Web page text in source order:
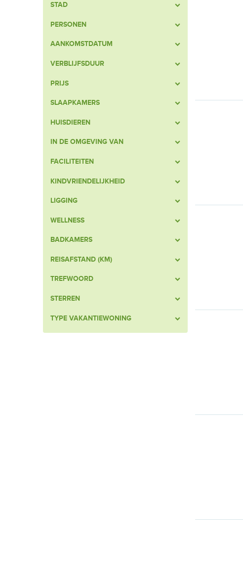
STAD
PERSONEN
AANKOMSTDATUM
VERBLIJFSDUUR
PRIJS
SLAAPKAMERS
HUISDIEREN
IN DE OMGEVING VAN
FACILITEITEN
KINDVRIENDELIJKHEID
LIGGING
WELLNESS
BADKAMERS
REISAFSTAND (KM)
TREFWOORD
STERREN
TYPE VAKANTIEWONING